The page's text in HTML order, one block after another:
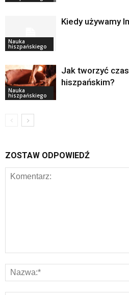
Nauka
hiszpańskiego
Kiedy używamy
Nauka
hiszpańskiego
Jak tworzyć
hiszpańskim?
ZOSTAW ODPOWIEDŹ